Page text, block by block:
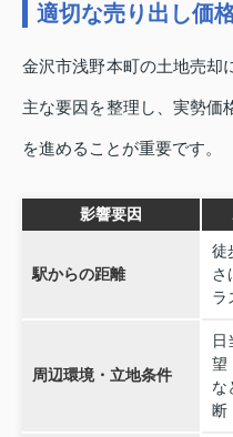
適切な売り出し価
金沢市浅野本町の土地売却
主な要因を整理し、実勢価
を進めることが重要です。
影響要因
駅からの距離
徒
さ
ラ
周辺環境・立地条件
日
望
な
断